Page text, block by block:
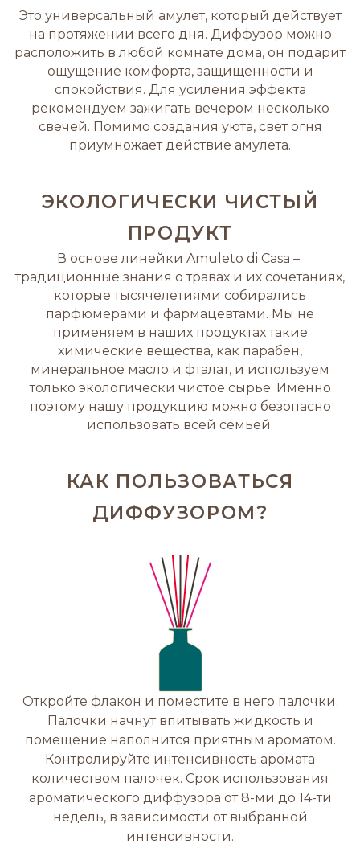
Это универсальный амулет, который действует
на протяжении всего дня. Диффузор можно
расположить в любой комнате дома, он подарит
ощущение комфорта, защищенности и
спокойствия. Для усиления эффекта
рекомендуем зажигать вечером несколько
свечей. Помимо создания уюта, свет огня
приумножает действие амулета.
ЭКОЛОГИЧЕСКИ ЧИСТЫЙ
ПРОДУКТ
В основе линейки Amuleto di Casa –
традиционные знания о травах и их сочетаниях,
которые тысячелетиями собирались
парфюмерами и фармацевтами. Мы не
применяем в наших продуктах такие
химические вещества, как парабен,
минеральное масло и фталат, и используем
только экологически чистое сырье. Именно
поэтому нашу продукцию можно безопасно
использовать всей семьей.
КАК ПОЛЬЗОВАТЬСЯ
ДИФФУЗОРОМ?
Откройте флакон и поместите в него палочки.
Палочки начнут впитывать жидкость и
помещение наполнится приятным ароматом.
Контролируйте интенсивность аромата
количеством палочек. Срок использования
ароматического диффузора от 8-ми до 14-ти
недель, в зависимости от выбранной
интенсивности.